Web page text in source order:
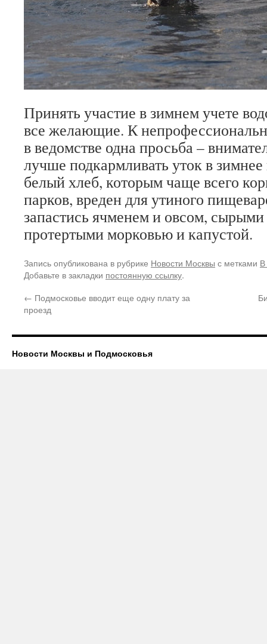
Принять участие в зимнем учете
все желающие. К
в ведомстве одна просьба –
лучше подкармливать уток в
белый хлеб, которым чаще всего
парков, вреден для утиного
запастись ячменем и овсом,
протертыми морковью и капустой.
Запись опубликована в рубрике Новости Москвы с метками
Добавьте в закладки постоянную ссылку.
← Подмосковье вводит еще одну плату за
проезд
Новости Москвы и Подмосковья